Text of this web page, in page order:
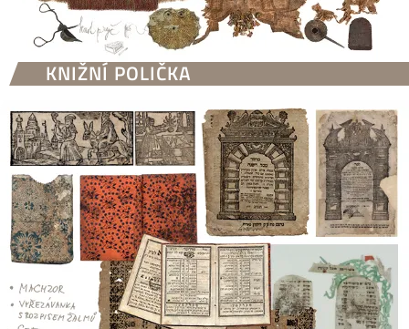
KNIŽNÍ POLIČKA